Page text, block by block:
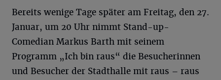
Bereits wenige Tage später am Freitag, den 27.
Januar, um 20 Uhr nimmt Stand-up-
Comedian Markus Barth mit seinem
Programm „Ich bin raus“ die Besucherinnen
und Besucher der Stadthalle mit raus – raus